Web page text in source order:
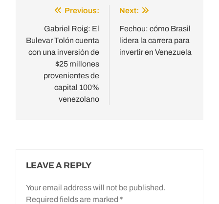
navigation
Previous:
Gabriel Roig: El
Bulevar Tolón cuenta
con una inversión de
$25 millones
provenientes de
capital 100%
venezolano
Next:
Fechou: cómo Brasil
lidera la carrera para
invertir en Venezuela
LEAVE A REPLY
Your email address will not be published.
Required fields are marked *